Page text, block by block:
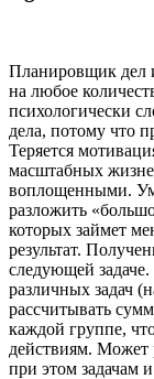
Планировщик дел
на любое
психологически
дела, потому что
Теряется
масштабных
воплощенными.
разложить
которых займет
результат.
следующей задаче.
различных задач
рассчитывать
каждой группе,
действиям. Может
при этом задачам